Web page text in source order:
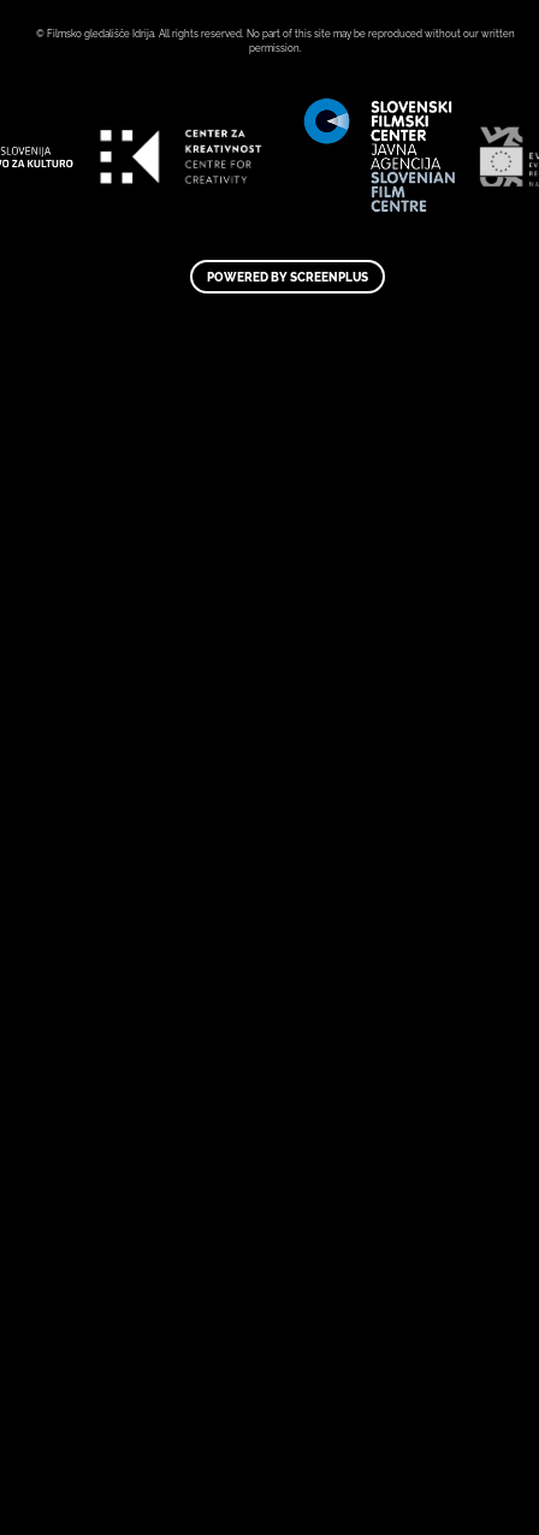
© Filmsko gledališče Idrija. All rights reserved. No part of this site may be reproduced without our written
permission.
POWERED BY SCREENPLUS